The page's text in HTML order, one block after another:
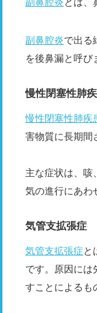
副鼻腔炎とは、
副鼻腔炎で出る
を後鼻漏と呼び
慢性閉塞性肺
慢性閉塞性肺疾
害物質に長期間
主な症状は、咳
気の進行にあわ
気管支拡張症
気管支拡張症と
です。原因には
すことによるも